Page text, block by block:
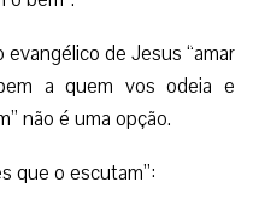
de Jesus “amar
a quem vos odeia e
não é uma opção.
que o escutam”: